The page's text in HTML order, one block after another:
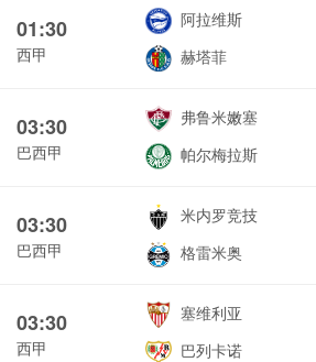
01:30
西甲
阿拉维斯
赫塔菲
03:30
巴西甲
弗鲁米嫩塞
帕尔梅拉斯
03:30
巴西甲
米内罗竞技
格雷米奥
03:30
西甲
塞维利亚
巴列卡诺